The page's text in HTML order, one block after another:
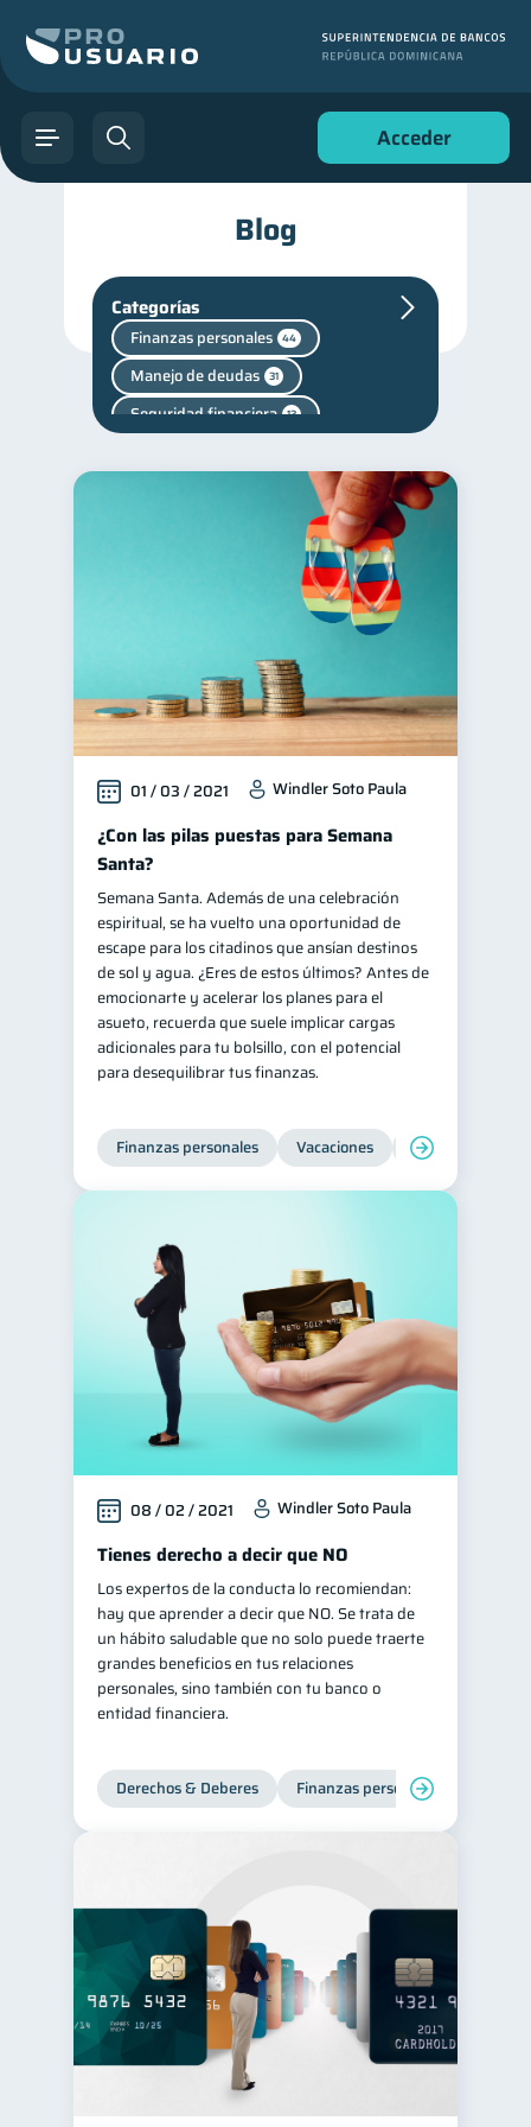
Acceder
Blog
Categorías
Finanzas personales 44
Manejo de deudas 31
Seguridad financiera 13
Finanzas para jóvenes 30
Control de deudas 30
Finanzas familiares 25
Inclusión financiera 22
Bienestar financiero 22
Finanzas para mujeres
Salud financiera 12
Productos financieros 11
Organización Financiera
Entidad financiera 8
Préstamos Ahorro
Historial crediticio 6
Ciberseguridad
Derechos & Deberes
Superintendencia de Bancos 4
Criptomonedas 2
Cuenta Abandonada 2
Inversiones
Finanzas Personales
Educación Financiera 1
Fraudes 1 Mipymes 1
Información financiera 1
inversiones 1
Salud mental ahorro
Doble sueldo 1
Gasto responsable
01 / 03 / 2021 Windler Soto Paula
¿Con las pilas puestas para Semana
Santa?
Semana Santa. Además de una celebración
espiritual, se ha vuelto una oportunidad de
escape para los citadinos que ansían destinos
de sol y agua. ¿Eres de estos últimos? Antes de
emocionarte y acelerar los planes para el
asueto, recuerda que suele implicar cargas
adicionales para tu bolsillo, con el potencial
para desequilibrar tus finanzas.
Finanzas personales Vacaciones Organización
08 / 02 / 2021 Windler Soto Paula
Tienes derecho a decir que NO
Los expertos de la conducta lo recomiendan:
hay que aprender a decir que NO. Se trata de
un hábito saludable que no solo puede traerte
grandes beneficios en tus relaciones
personales, sino también con tu banco o
entidad financiera.
Derechos & Deberes Finanzas personales